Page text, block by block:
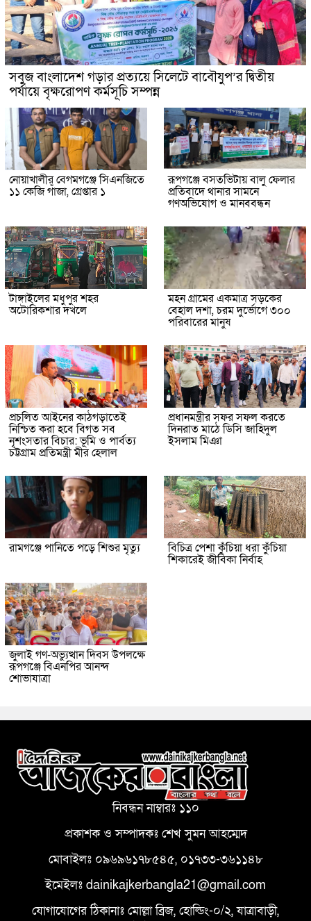
সবুজ বাংলাদেশ গড়ার প্রত্যয়ে সিলেটে বাবৌযুপ’র দ্বিতীয়
পর্যায়ে বৃক্ষরোপণ কর্মসূচি সম্পন্ন
নোয়াখালীর বেগমগঞ্জে সিএনজিতে
১১ কেজি গাঁজা, গ্রেপ্তার ১
রূপগঞ্জে বসতভিটায় বালু ফেলার
প্রতিবাদে থানার সামনে
গণঅভিযোগ ও মানববন্ধন
টাঙ্গাইলের মধুপুর শহর
অটোরিকশার দখলে
মহন গ্রামের একমাত্র সড়কের
বেহাল দশা, চরম দুর্ভোগে ৩০০
পরিবারের মানুষ
প্রচলিত আইনের কাঠগড়াতেই
নিশ্চিত করা হবে বিগত সব
নৃশংসতার বিচার: ভূমি ও পার্বত্য
চট্টগ্রাম প্রতিমন্ত্রী মীর হেলাল
প্রধানমন্ত্রীর সফর সফল করতে
দিনরাত মাঠে ডিসি জাহিদুল
ইসলাম মিঞা
রামগঞ্জে পানিতে পড়ে শিশুর মৃত্যু বিচিত্র পেশা কুঁচিয়া ধরা কুঁচিয়া
শিকারেই জীবিকা নির্বাহ
জুলাই গণ-অভ্যুত্থান দিবস উপলক্ষে
রূপগঞ্জে বিএনপির আনন্দ
শোভাযাত্রা
নিবন্ধন নাম্বারঃ ১১০
প্রকাশক ও সম্পাদকঃ শেখ সুমন আহম্মেদ
মোবাইলঃ ০৯৬৯৬১৭৮৫৪৫, ০১৭৩৩-৩৬১১৪৮
ইমেইলঃ dainikajkerbangla21@gmail.com
যোগাযোগের ঠিকানাঃ মোল্লা ব্রিজ, হোল্ডিং-০/২, যাত্রাবাড়ী,